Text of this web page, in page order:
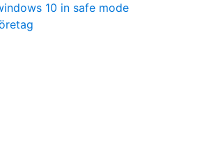
10 in safe mode